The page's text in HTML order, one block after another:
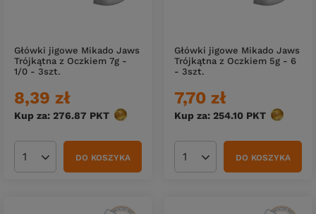
Główki jigowe Mikado Jaws
Trójkątna z Oczkiem 7g -
1/0 - 3szt.
8,39 zł
Kup za: 276.87 PKT punktów
Ilość produktówDO KOSZYKA
Główki jigowe Mikado Jaws
Trójkątna z Oczkiem 5g - 6
- 3szt.
7,70 zł
Kup za: 254.10 PKT punktów
Ilość produktówDO KOSZYKA